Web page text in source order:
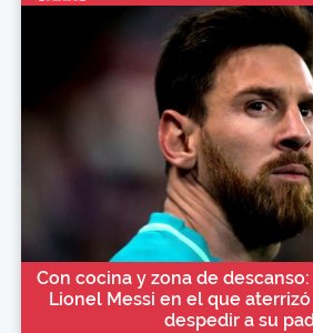
Con cocina y zona de
Lionel Messi en el que
despedir a su